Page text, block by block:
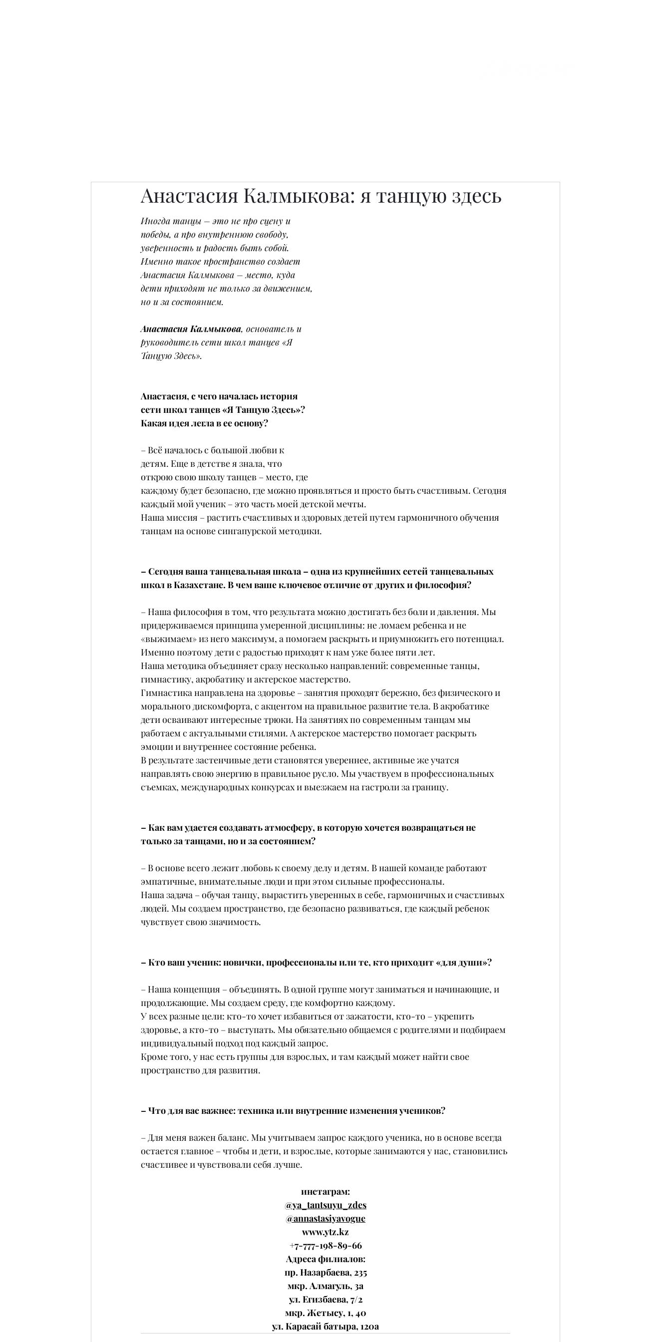
Анастасия Калмыкова: я танцую здесь
Иногда танцы – это не про сцену и
победы, а про внутреннюю свободу,
уверенность и радость быть собой.
Именно такое пространство создает
Анастасия Калмыкова – место, куда
дети приходят не только за движением,
но и за состоянием.
Анастасия Калмыкова, основатель и
руководитель сети школ танцев «Я
Танцую Здесь».
Анастасия, с чего началась история
сети школ танцев «Я Танцую Здесь»?
Какая идея легла в ее основу?
– Всё началось с большой любви к
детям. Еще в детстве я знала, что
открою свою школу танцев – место, где
каждому будет безопасно, где можно проявляться и просто быть счастливым. Сегодня
каждый мой ученик – это часть моей детской мечты.
Наша миссия – растить счастливых и здоровых детей путем гармоничного обучения
танцам на основе сингапурской методики.
– Сегодня ваша танцевальная школа – одна из крупнейших сетей танцевальных
школ в Казахстане. В чем ваше ключевое отличие от других и философия?
– Наша философия в том, что результата можно достигать без боли и давления. Мы
придерживаемся принципа умеренной дисциплины: не ломаем ребенка и не
«выжимаем» из него максимум, а помогаем раскрыть и приумножить его потенциал.
Именно поэтому дети с радостью приходят к нам уже более пяти лет.
Наша методика объединяет сразу несколько направлений: современные танцы,
гимнастику, акробатику и актерское мастерство.
Гимнастика направлена на здоровье – занятия проходят бережно, без физического и
морального дискомфорта, с акцентом на правильное развитие тела. В акробатике
дети осваивают интересные трюки. На занятиях по современным танцам мы
работаем с актуальными стилями. А актерское мастерство помогает раскрыть
эмоции и внутреннее состояние ребенка.
В результате застенчивые дети становятся увереннее, активные же учатся
направлять свою энергию в правильное русло. Мы участвуем в профессиональных
съемках, международных конкурсах и выезжаем на гастроли за границу.
– Как вам удается создавать атмосферу, в которую хочется возвращаться не
только за танцами, но и за состоянием?
– В основе всего лежит любовь к своему делу и детям. В нашей команде работают
эмпатичные, внимательные люди и при этом сильные профессионалы.
Наша задача – обучая танцу, вырастить уверенных в себе, гармоничных и счастливых
людей. Мы создаем пространство, где безопасно развиваться, где каждый ребенок
чувствует свою значимость.
– Кто ваш ученик: новички, профессионалы или те, кто приходит «для души»?
– Наша концепция – объединять. В одной группе могут заниматься и начинающие, и
продолжающие. Мы создаем среду, где комфортно каждому.
У всех разные цели: кто-то хочет избавиться от зажатости, кто-то – укрепить
здоровье, а кто-то – выступать. Мы обязательно общаемся с родителями и подбираем
индивидуальный подход под каждый запрос.
Кроме того, у нас есть группы для взрослых, и там каждый может найти свое
пространство для развития.
– Что для вас важнее: техника или внутренние изменения учеников?
– Для меня важен баланс. Мы учитываем запрос каждого ученика, но в основе всегда
остается главное – чтобы и дети, и взрослые, которые занимаются у нас, становились
счастливее и чувствовали себя лучше.
инстаграм:
@ya_tantsuyu_zdes
@annastasiyavogue
www.ytz.kz
+7-777-198-89-66
Адреса филиалов:
пр. Назарбаева, 235
мкр. Алмагуль, 3а
ул. Егизбаева, 7/2
мкр. Жетысу, 1, 40
ул. Карасай батыра, 120а